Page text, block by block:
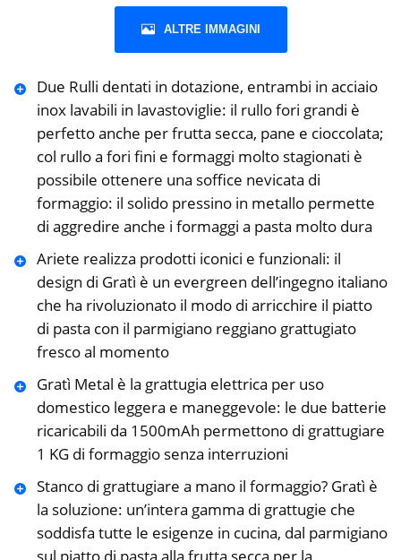
ALTRE IMMAGINI
Due Rulli dentati in dotazione, entrambi in acciaio
inox lavabili in lavastoviglie: il rullo fori grandi è
perfetto anche per frutta secca, pane e cioccolata;
col rullo a fori fini e formaggi molto stagionati è
possibile ottenere una soffice nevicata di
formaggio: il solido pressino in metallo permette
di aggredire anche i formaggi a pasta molto dura
Ariete realizza prodotti iconici e funzionali: il
design di Gratì è un evergreen dell’ingegno italiano
che ha rivoluzionato il modo di arricchire il piatto
di pasta con il parmigiano reggiano grattugiato
fresco al momento
Gratì Metal è la grattugia elettrica per uso
domestico leggera e maneggevole: le due batterie
ricaricabili da 1500mAh permettono di grattugiare
1 KG di formaggio senza interruzioni
Stanco di grattugiare a mano il formaggio? Gratì è
la soluzione: un’intera gamma di grattugie che
soddisfa tutte le esigenze in cucina, dal parmigiano
sul piatto di pasta alla frutta secca per la